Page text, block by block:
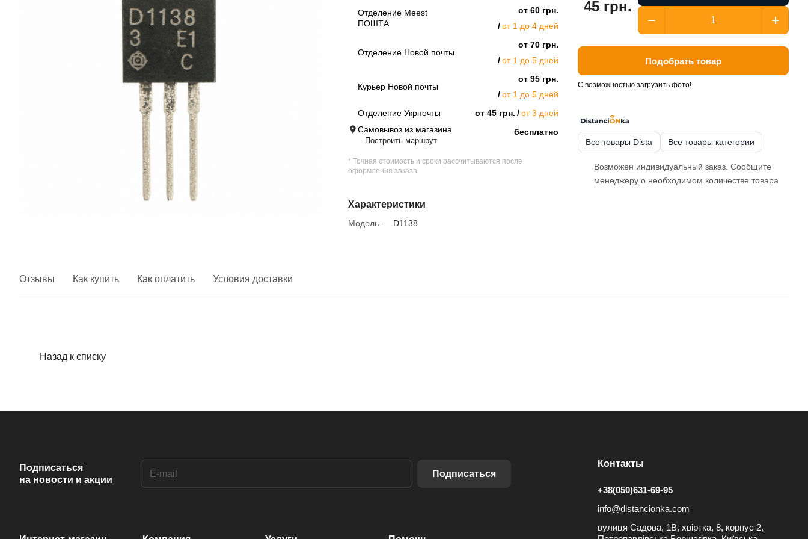
Отделение Meest
ПОШТА
от 60 грн.
от 1 до 4 дней
Отделение Новой почты
от 70 грн.
от 1 до 5 дней
Курьер Новой почты
от 95 грн.
от 1 до 5 дней
Отделение Укрпочты
от 45 грн.
от 3 дней
Самовывоз из магазина
Построить маршрут
бесплатно
* Точная стоимость и сроки рассчитываются после
оформления заказа
Характеристики
Модель — D1138
45 грн.
Подобрать товар
С возможностью загрузить фото!
Все товары Dista Все товары категории
Возможен индивидуальный заказ. Сообщите
менеджеру о необходимом количестве товара
Отзывы Как купить Как оплатить Условия доставки
Назад к списку
Подписаться
на новости и акции
Подписаться
Контакты
+38(050)631-69-95
info@distancionka.com
вулиця Садова, 1В, хвіртка, 8, корпус 2,